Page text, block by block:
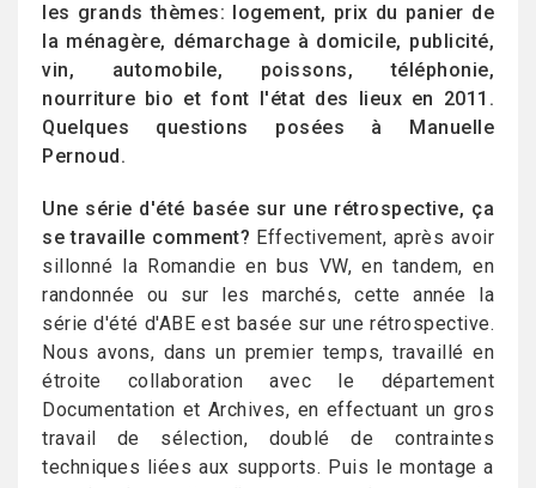
les grands thèmes: logement, prix du panier de
la ménagère, démarchage à domicile, publicité,
vin, automobile, poissons, téléphonie,
nourriture bio et font l'état des lieux en 2011.
Quelques questions posées à Manuelle
Pernoud.
Une série d'été basée sur une rétrospective, ça
se travaille comment? Effectivement, après avoir
sillonné la Romandie en bus VW, en tandem, en
randonnée ou sur les marchés, cette année la
série d'été d'ABE est basée sur une rétrospective.
Nous avons, dans un premier temps, travaillé en
étroite collaboration avec le département
Documentation et Archives, en effectuant un gros
travail de sélection, doublé de contraintes
techniques liées aux supports. Puis le montage a